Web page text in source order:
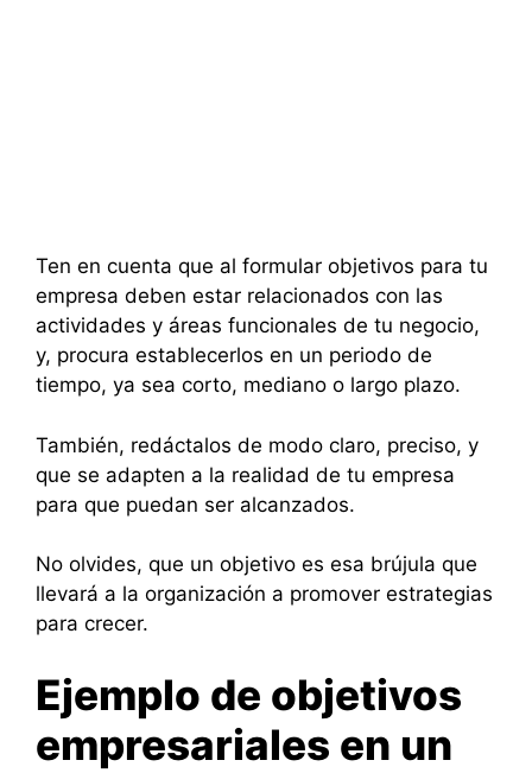
Ten en cuenta que al formular objetivos para tu
empresa deben estar relacionados con las
actividades y áreas funcionales de tu negocio,
y, procura establecerlos en un periodo de
tiempo, ya sea corto, mediano o largo plazo.
También, redáctalos de modo claro, preciso, y
que se adapten a la realidad de tu empresa
para que puedan ser alcanzados.
No olvides, que un objetivo es esa brújula que
llevará a la organización a promover estrategias
para crecer.
Ejemplo de objetivos
empresariales en un